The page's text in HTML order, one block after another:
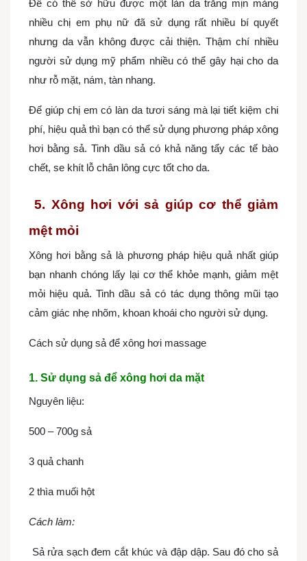
Để có thể sở hữu được một làn da trắng mịn màng
nhiều chị em phụ nữ đã sử dụng rất nhiều bí quyết
nhưng da vẫn không được cải thiện. Thậm chí nhiều
người sử dụng mỹ phẩm nhiều có thể gây hại cho da
như rỗ mặt, nám, tàn nhang.
Để giúp chị em có làn da tươi sáng mà lại tiết kiệm chi
phí, hiệu quả thì bạn có thể sử dụng phương pháp xông
hơi bằng sả. Tinh dầu sả có khả năng tẩy các tế bào
chết, se khít lỗ chân lông cực tốt cho da.
5. Xông hơi với sả giúp cơ thể giảm
mệt mỏi
Xông hơi bằng sả là phương pháp hiệu quả nhất giúp
bạn nhanh chóng lấy lại cơ thể khỏe mạnh, giảm mệt
mỏi hiệu quả. Tinh dầu sả có tác dụng thông mũi tạo
cảm giác nhẹ nhõm, khoan khoái cho người sử dụng.
Cách sử dụng sả để xông hơi massage
1. Sử dụng sả để xông hơi da mặt
Nguyên liệu:
500 – 700g sả
3 quả chanh
2 thìa muối hột
Cách làm:
Sả rửa sạch đem cắt khúc và đập dập. Sau đó cho sả